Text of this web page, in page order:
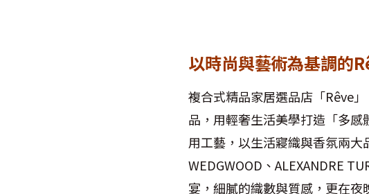
以時尚與藝術為基調的
複合式精品家居選品店「Rêve
品，用輕奢生活美學打造「多
用工藝，以生活寢織與香氛兩大
WEDGWOOD、ALEXANDRE
宴，細膩的織數與質感，更在夜